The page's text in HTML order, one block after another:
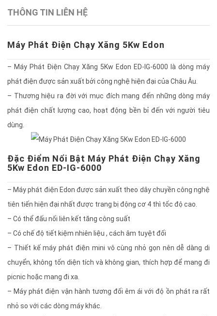
THÔNG TIN LIÊN HỆ
Máy Phát Điện Chạy Xăng 5Kw Edon
– Máy Phát Điện Chạy Xăng 5Kw Edon ED-IG-6000 là dòng máy
phát điện được sản xuất bởi công nghệ hiện đại của Châu Âu.
– Thương hiệu ra đời với mục đích mang đến những dòng máy
phát điện chất lượng cao, hoạt động bền bỉ đến với người tiêu
dùng.
Đặc Điểm Nổi Bật Máy Phát Điện Chạy Xăng
5Kw Edon ED-IG-6000
– Máy phát điện Edon được sản xuất theo dây chuyền công nghệ
tiên tiến hiện đại nhất được trang bị động cơ 4 thì tốc độ cao.
– Có thể đấu nối liên kết tăng công suất
– Có chế độ tiết kiệm nhiên liệu , cách âm tuyệt đối
– Thiết kế máy phát điện mini vô cùng nhỏ gọn nên dễ dàng di
chuyển, không tốn diện tích và không gian, thích hợp để mang đi
picnic hoặc mang đi xa.
– Máy phát điện vận hành tương đối êm ái với độ ồn phát ra rất
nhỏ so với các dòng máy khác.